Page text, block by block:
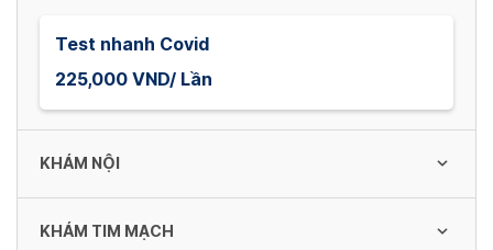
Test nhanh Covid
225,000 VND/ Lần
KHÁM NỘI
KHÁM TIM MẠCH